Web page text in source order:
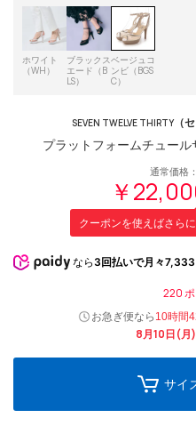
ホワイト
（WH）
ブラックス
エード（B
LS）
ベージュコ
ンビ（BGS
C）
SEVEN TWELVE THIRTY（
プラットフォームチュール
通常価格
￥
クーポンを使えばさらに
なら 3回払いで月々
220
お急ぎ便なら 10時間
8月10日(月)
サイ